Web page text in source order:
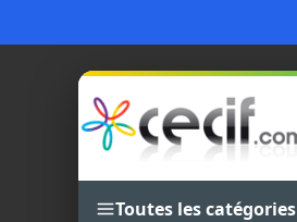
Toutes les catégories